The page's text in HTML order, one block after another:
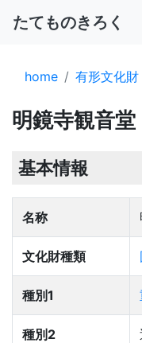
たてものきろく
home 有形文化財
明鏡寺観音堂
基本情報
名称
文化財種類
種別1
種別2